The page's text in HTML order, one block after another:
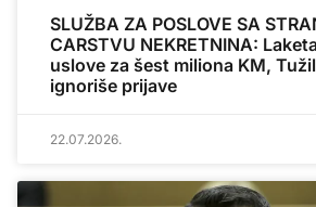
SLUŽBA ZA POSLOVE SA
CARSTVU NEKRETNINA:
uslove za šest miliona KM,
ignoriše prijave
22.07.2026.